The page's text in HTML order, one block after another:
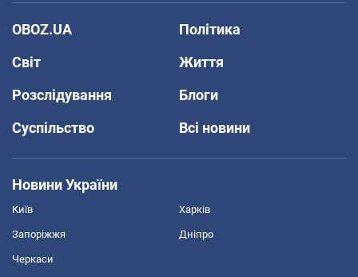
OBOZ.UA
Політика
Світ
Життя
Розслідування
Блоги
Суспільство
Всі новини
Новини України
Київ Харків
Запоріжжя Дніпро
Черкаси